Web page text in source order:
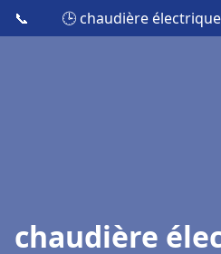
📞 🕒 chaudière
chaudière